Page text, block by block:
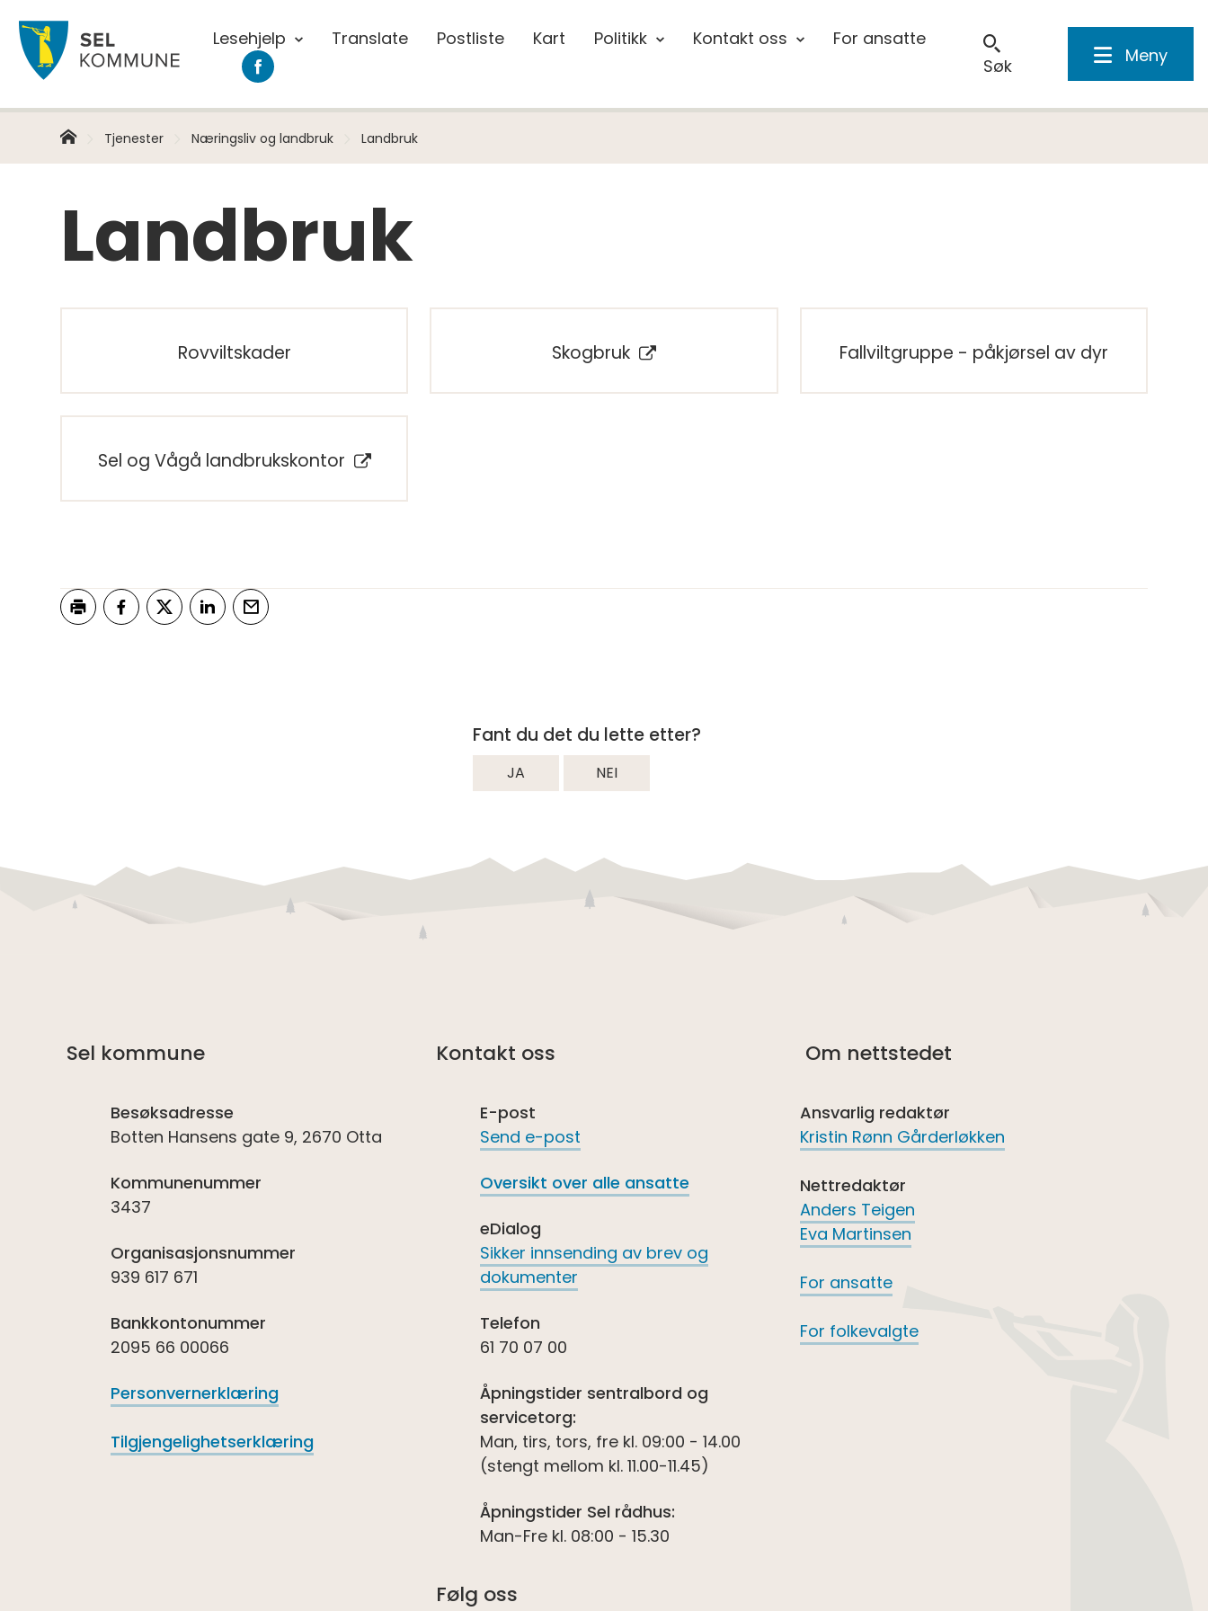
Sel
kommune
Lesehjelp Translate Postliste Kart Politikk Kontakt oss
For ansatte
Sel
på
Facebook
Søk Meny
Du
er
HjemTjenester Næringsliv og landbruk Landbruk
Landbruk
Rovviltskader Skogbruk Fallviltgruppe - påkjørsel av dyr
Sel og Vågå landbrukskontor
Fant du det du lette etter?
JA NEI
Sel kommune
Besøksadresse
Botten Hansens gate 9, 2670 Otta
Kommunenummer
3437
Organisasjonsnummer
939 617 671
Bankkontonummer
2095 66 00066
Personvernerklæring
Tilgjengelighetserklæring
Kontakt oss
E-post
Send e-post
Oversikt over alle ansatte
eDialog
Sikker innsending av brev og
dokumenter
Telefon
61 70 07 00
Åpningstider sentralbord og
servicetorg:
Man, tirs, tors, fre kl. 09:00 - 14.00
(stengt mellom kl. 11.00-11.45)
Åpningstider Sel rådhus:
Man-Fre kl. 08:00 - 15.30
Følg oss
Om nettstedet
Ansvarlig redaktør
Kristin Rønn Gårderløkken
Nettredaktør
Anders Teigen
Eva Martinsen
For ansatte
For folkevalgte